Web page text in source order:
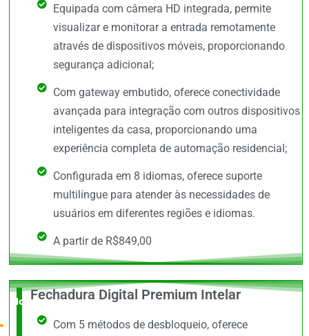
Equipada com câmera HD integrada, permite
visualizar e monitorar a entrada remotamente
através de dispositivos móveis, proporcionando
segurança adicional;
Com gateway embutido, oferece conectividade
avançada para integração com outros dispositivos
inteligentes da casa, proporcionando uma
experiência completa de automação residencial;
Configurada em 8 idiomas, oferece suporte
multilíngue para atender às necessidades de
usuários em diferentes regiões e idiomas.
A partir de R$849,00
Novidade
no
Fechadura Digital Premium Intelar
Com 5 métodos de desbloqueio, oferece